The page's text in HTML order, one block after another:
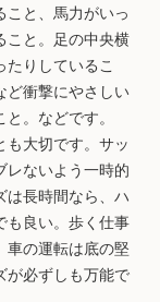
こと、馬力がいっ
こと。足の中央横
りしているこ
ど衝撃にやさしい
。などです。
も大切です。サッ
レないよう一時的
は長時間なら、ハ
も良い。歩く仕事
車の運転は底の堅
が必ずしも万能で